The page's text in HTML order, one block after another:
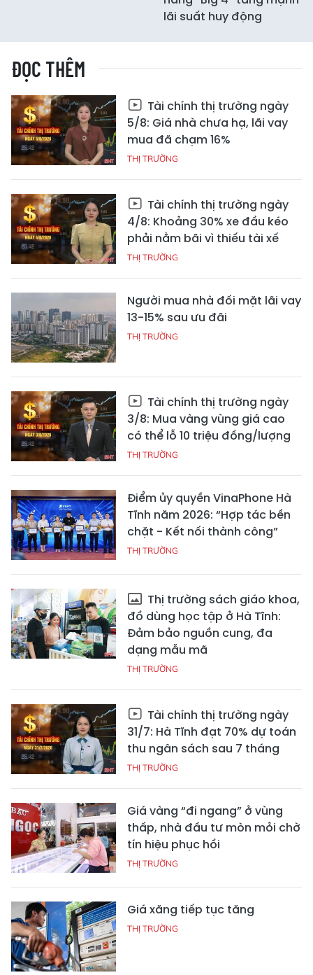
lãi suất huy động
ĐỌC THÊM
Tài chính thị trường ngày
5/8: Giá nhà chưa hạ, lãi vay
mua đã chạm 16%
THỊ TRƯỜNG
Tài chính thị trường ngày
4/8: Khoảng 30% xe đầu kéo
phải nằm bãi vì thiếu tài xế
THỊ TRƯỜNG
Người mua nhà đối mặt lãi vay
13-15% sau ưu đãi
THỊ TRƯỜNG
Tài chính thị trường ngày
3/8: Mua vàng vùng giá cao
có thể lỗ 10 triệu đồng/lượng
THỊ TRƯỜNG
Điểm ủy quyền VinaPhone Hà
Tĩnh năm 2026: “Hợp tác bền
chặt - Kết nối thành công”
THỊ TRƯỜNG
Thị trường sách giáo khoa,
đồ dùng học tập ở Hà Tĩnh:
Đảm bảo nguồn cung, đa
dạng mẫu mã
THỊ TRƯỜNG
Tài chính thị trường ngày
31/7: Hà Tĩnh đạt 70% dự toán
thu ngân sách sau 7 tháng
THỊ TRƯỜNG
Giá vàng “đi ngang” ở vùng
thấp, nhà đầu tư mòn mỏi chờ
tín hiệu phục hồi
THỊ TRƯỜNG
Giá xăng tiếp tục tăng
THỊ TRƯỜNG